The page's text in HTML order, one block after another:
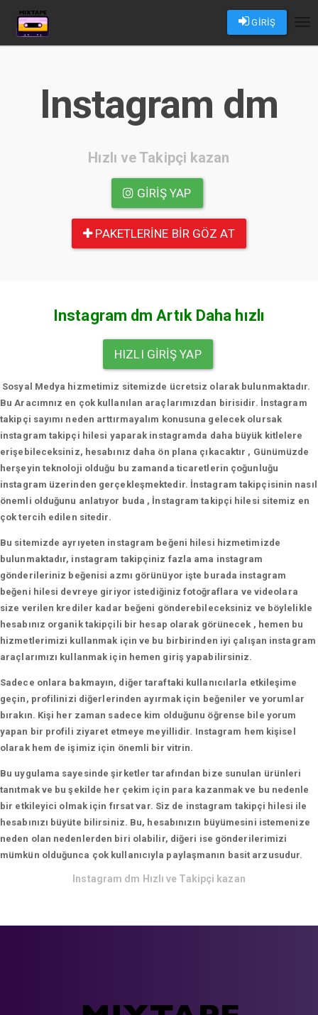
GİRİŞ
Instagram dm
Hızlı ve Takipçi kazan
GIRIŞ YAP
PAKETLERINE BIR GÖZ AT
Instagram dm Artık Daha hızlı
HIZLI GIRIŞ YAP
Sosyal Medya hizmetimiz sitemizde ücretsiz olarak bulunmaktadır.
Bu Aracımnız en çok kullanılan araçlarımızdan birisidir. İnstagram
takipçi sayımı neden arttırmayalım konusuna gelecek olursak
instagram takipçi hilesi yaparak instagramda daha büyük kitlelere
erişebileceksiniz, hesabınız daha ön plana çıkacaktır , Günümüzde
herşeyin teknoloji olduğu bu zamanda ticaretlerin çoğunluğu
instagram üzerinden gerçekleşmektedir. İnstagram takipçisinin nasıl
önemli olduğunu anlatıyor buda , İnstagram takipçi hilesi sitemiz en
çok tercih edilen sitedir.
Bu sitemizde ayrıyeten instagram beğeni hilesi hizmetimizde
bulunmaktadır, instagram takipçiniz fazla ama instagram
gönderileriniz beğenisi azmı görünüyor işte burada instagram
beğeni hilesi devreye giriyor istediğiniz fotoğraflara ve videolara
size verilen krediler kadar beğeni gönderebileceksiniz ve böylelikle
hesabınız organik takipçili bir hesap olarak görünecek , hemen bu
hizmetlerimizi kullanmak için ve bu birbirinden iyi çalışan instagram
araçlarımızı kullanmak için hemen giriş yapabilirsiniz.
Sadece onlara bakmayın, diğer taraftaki kullanıcılarla etkileşime
geçin, profilinizi diğerlerinden ayırmak için beğeniler ve yorumlar
bırakın. Kişi her zaman sadece kim olduğunu öğrense bile yorum
yapan bir profili ziyaret etmeye meyillidir. Instagram hem kişisel
olarak hem de işimiz için önemli bir vitrin.
Bu uygulama sayesinde şirketler tarafından bize sunulan ürünleri
tanıtmak ve bu şekilde her çekim için para kazanmak ve bu nedenle
bir etkileyici olmak için fırsat var. Siz de instagram takipçi hilesi ile
hesabınızı büyüte bilirsiniz. Bu, hesabınızın büyümesini istemenize
neden olan nedenlerden biri olabilir, diğeri ise gönderilerimizi
mümkün olduğunca çok kullanıcıyla paylaşmanın basit arzusudur.
Instagram dm Hızlı ve Takipçi kazan